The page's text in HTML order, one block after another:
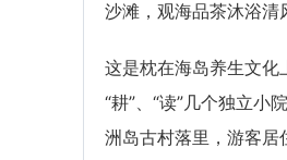
沙滩，观海品茶沐浴清
这是枕在海岛养生文化
“耕”、“读”几个独立小
洲岛古村落里，游客居